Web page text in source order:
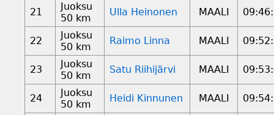
21
Juoksu
50 km
Ulla Heinonen MAALI
22
Juoksu
50 km
Raimo Linna MAALI
23
Juoksu
50 km
Satu Riihijärvi MAALI
24
Juoksu
50 km
Heidi Kinnunen MAALI